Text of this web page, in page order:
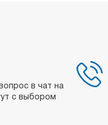
в чат на
с выбором